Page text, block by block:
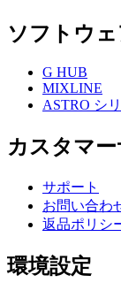
ソフトウ
G HUB
MIXLINE
ASTRO シ
カスタマ
サポート
お問い合わ
返品ポリシ
環境設定